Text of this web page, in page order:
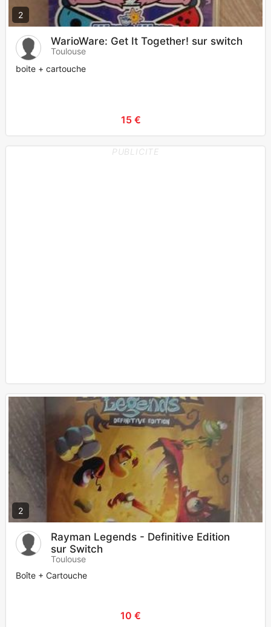
2
WarioWare: Get It Together! sur switch
Toulouse
boite + cartouche
15 €
PUBLICITE
2
Rayman Legends - Definitive Edition
sur Switch
Toulouse
Boîte + Cartouche
10 €